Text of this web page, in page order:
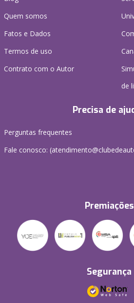
Quem somos
Fatos e Dados
Termos de uso
Contrato com o Autor
de
Precisa de
Perguntas frequentes
Fale conosco:
Premiações
Segurança